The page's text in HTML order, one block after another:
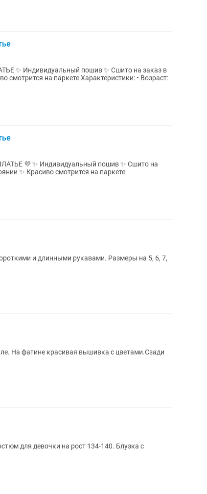
в
смотрится на паркете Характеристики: • Возраст:
💜 ✨ Индивидуальный пошив ✨ Сшито на
и длинными рукавами. Размеры на 5, 6, 7,
На фатине красивая вышивка с цветами.Сзади
для девочки на рост 134-140. Блузка с